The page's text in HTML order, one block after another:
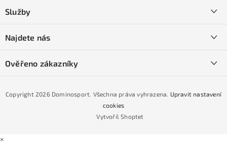
Obchodní podmínky
Podmínky GDPR
Podmínky nákupu na splátky ESSOX
Služby
Naše prodejna
Najdete nás
Ověřeno zákazníky
Vytvořil Shoptet
Copyright 2026 Dominosport. Všechna práva vyhrazena. Upravit nastavení
cookies
×